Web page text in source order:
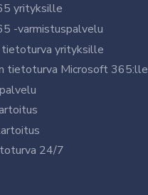
yrityksille
-varmistuspalvelu
yrityksille
tietoturva Microsoft 365:lle
24/7